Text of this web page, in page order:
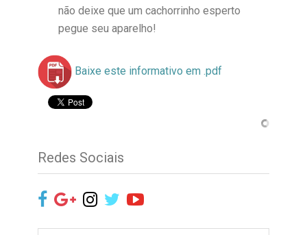
não deixe que um cachorrinho esperto
pegue seu aparelho!
Baixe este informativo em .pdf
Redes Sociais